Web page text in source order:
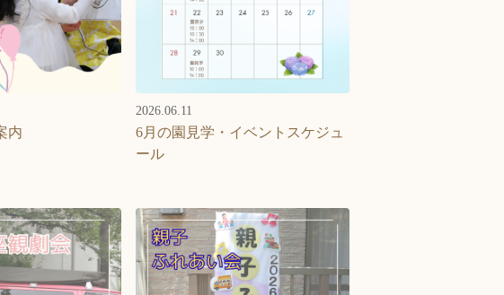
内
2026.06.11
6月の園見学・イベントスケジュ
ール